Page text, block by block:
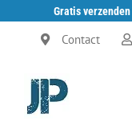
Gratis
Ga
Contact